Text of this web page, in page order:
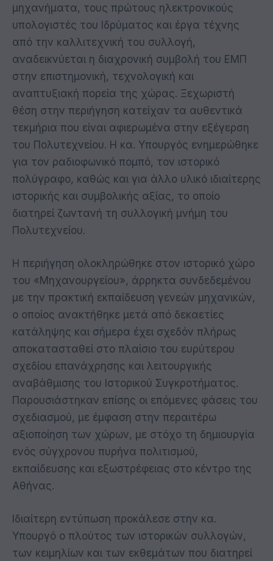
μηχανήματα, τους πρώτους ηλεκτρονικούς
υπολογιστές του Ιδρύματος και έργα τέχνης
από την καλλιτεχνική του συλλογή,
αναδεικνύεται η διαχρονική συμβολή του ΕΜΠ
στην επιστημονική, τεχνολογική και
αναπτυξιακή πορεία της χώρας. Ξεχωριστή
θέση στην περιήγηση κατείχαν τα αυθεντικά
τεκμήρια που είναι αφιερωμένα στην εξέγερση
του Πολυτεχνείου. Η κα. Υπουργός ενημερώθηκε
για τον ραδιοφωνικό πομπό, τον ιστορικό
πολύγραφο, καθώς και για άλλο υλικό ιδιαίτερης
ιστορικής και συμβολικής αξίας, το οποίο
διατηρεί ζωντανή τη συλλογική μνήμη του
Πολυτεχνείου.
Η περιήγηση ολοκληρώθηκε στον ιστορικό χώρο
του «Μηχανουργείου», άρρηκτα συνδεδεμένου
με την πρακτική εκπαίδευση γενεών μηχανικών,
ο οποίος ανακτήθηκε μετά από δεκαετίες
κατάληψης και σήμερα έχει σχεδόν πλήρως
αποκατασταθεί στο πλαίσιο του ευρύτερου
σχεδίου επανάχρησης και λειτουργικής
αναβάθμισης του Ιστορικού Συγκροτήματος.
Παρουσιάστηκαν επίσης οι επόμενες φάσεις του
σχεδιασμού, με έμφαση στην περαιτέρω
αξιοποίηση των χώρων, με στόχο τη δημιουργία
ενός σύγχρονου πυρήνα πολιτισμού,
εκπαίδευσης και εξωστρέφειας στο κέντρο της
Αθήνας.
Ιδιαίτερη εντύπωση προκάλεσε στην κα.
Υπουργό ο πλούτος των ιστορικών συλλογών,
των κειμηλίων και των εκθεμάτων που διατηρεί